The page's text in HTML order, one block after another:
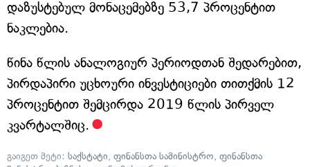
დაზუსტებულ მონაცემებზე 53,7 პროცენტით
ნაკლებია.
წინა წლის ანალოგიურ პერიოდთან შედარებით,
პირდაპირი უცხოური ინვესტიციები თითქმის 12
პროცენტით შემცირდა 2019 წლის პირველ
კვარტალშიც.
გაიგეთ მეტი: საქსტატი, ფინანსთა სამინისტრო, ფინანსთა